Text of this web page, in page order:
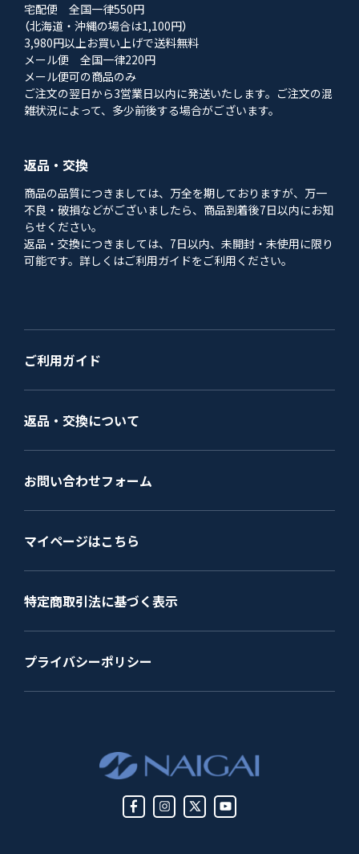
宅配便 全国一律550円
（北海道・沖縄の場合は1,100円）
3,980円以上お買い上げで送料無料
メール便 全国一律220円
メール便可の商品のみ
ご注文の翌日から3営業日以内に発送いたします。ご注文の混
雑状況によって、多少前後する場合がございます。
返品・交換
商品の品質につきましては、万全を期しておりますが、万一
不良・破損などがございましたら、商品到着後7日以内にお知
らせください。
返品・交換につきましては、7日以内、未開封・未使用に限り
可能です。詳しくはご利用ガイドをご利用ください。
ご利用ガイド
返品・交換について
お問い合わせフォーム
マイページはこちら
特定商取引法に基づく表示
プライバシーポリシー